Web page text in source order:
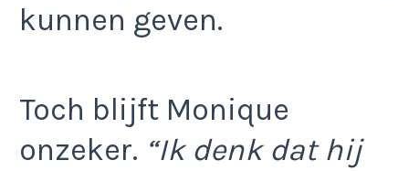
kunnen geven.
Toch blijft Monique
onzeker. “Ik denk dat hij